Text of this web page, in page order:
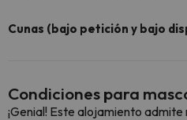
Cunas (bajo petición y bajo
Condiciones para
¡Genial! Este alojamiento